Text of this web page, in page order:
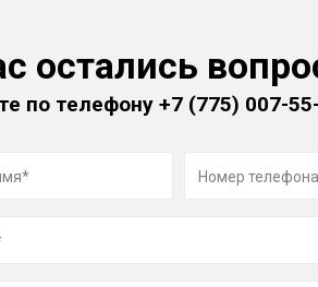
остались
по телефону+7 (775) 007-